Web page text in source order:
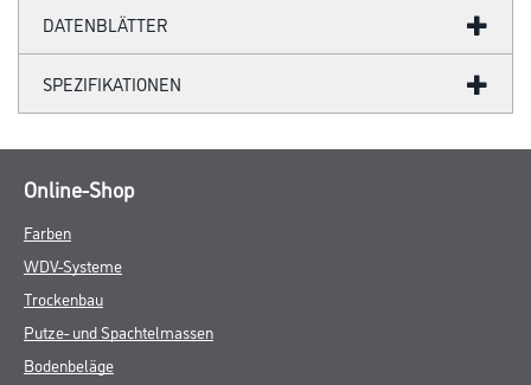
DATENBLÄTTER
SPEZIFIKATIONEN
Online-Shop
Farben
WDV-Systeme
Trockenbau
Putze- und Spachtelmassen
Bodenbeläge